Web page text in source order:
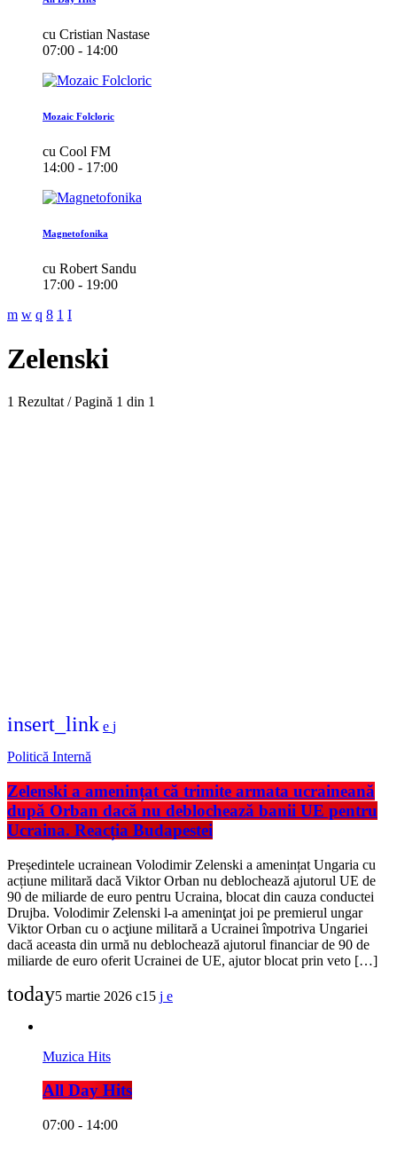
cu Cristian Nastase
07:00 - 14:00
Mozaic Folcloric
cu Cool FM
14:00 - 17:00
Magnetofonika
cu Robert Sandu
17:00 - 19:00
Zelenski
1 Rezultat / Pagină 1 din 1
insert_link
Politică Internă
Zelenski a amenințat că trimite armata ucraineană
după Orban dacă nu deblochează banii UE pentru
Ucraina. Reacția Budapestei
Președintele ucrainean Volodimir Zelenski a amenințat Ungaria cu
acțiune militară dacă Viktor Orban nu deblochează ajutorul UE de
90 de miliarde de euro pentru Ucraina, blocat din cauza conductei
Drujba. Volodimir Zelenski l-a ameninţat joi pe premierul ungar
Viktor Orban cu o acţiune militară a Ucrainei împotriva Ungariei
dacă aceasta din urmă nu deblochează ajutorul financiar de 90 de
miliarde de euro oferit Ucrainei de UE, ajutor blocat prin veto […]
today5 martie 2026 15
Muzica Hits
All Day Hits
07:00 - 14:00